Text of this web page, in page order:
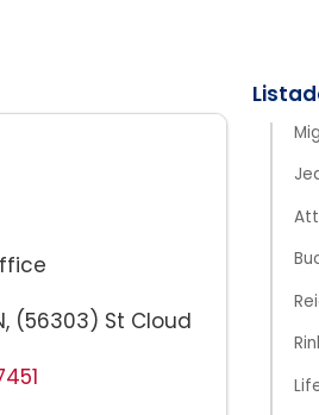
(56303) St Cloud